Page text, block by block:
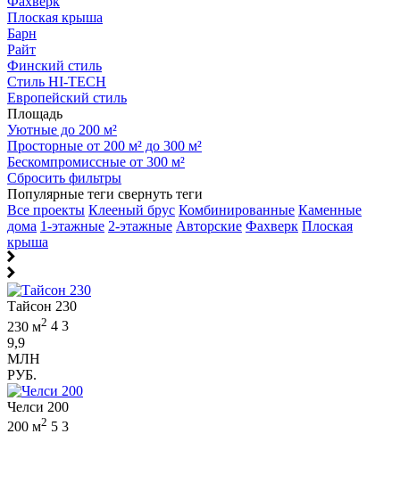
Плоская крыша
Барн
Райт
Финский стиль
Стиль HI-TECH
Европейский стиль
Площадь
Уютные до 200 м²
Просторные от 200 м² до 300 м²
Бескомпромиссные от 300 м²
Сбросить фильтры
Популярные теги свернуть теги
Все проекты Клееный брус Комбинированные Каменные
дома 1-этажные 2-этажные Авторские Фахверк Плоская
крыша
Тайсон 230
230 м2 4 3
9,9
МЛН
РУБ.
Челси 200
200 м2 5 3